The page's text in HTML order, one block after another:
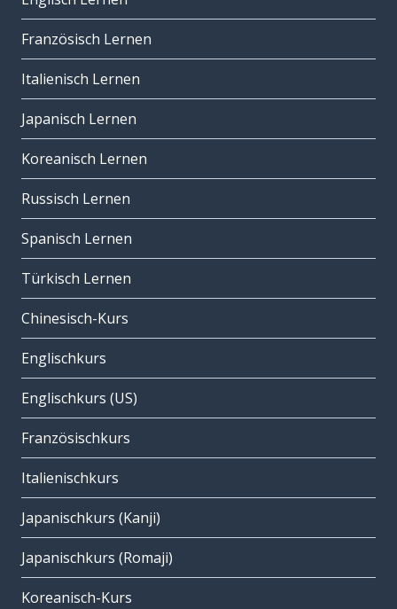
Französisch Lernen
Italienisch Lernen
Japanisch Lernen
Koreanisch Lernen
Russisch Lernen
Spanisch Lernen
Türkisch Lernen
Chinesisch-Kurs
Englischkurs
Englischkurs (US)
Französischkurs
Italienischkurs
Japanischkurs (Kanji)
Japanischkurs (Romaji)
Koreanisch-Kurs